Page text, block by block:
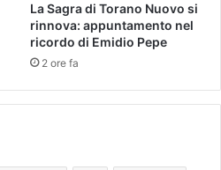
La Sagra di Torano Nuovo si
rinnova: appuntamento nel
ricordo di Emidio Pepe
2 ore fa